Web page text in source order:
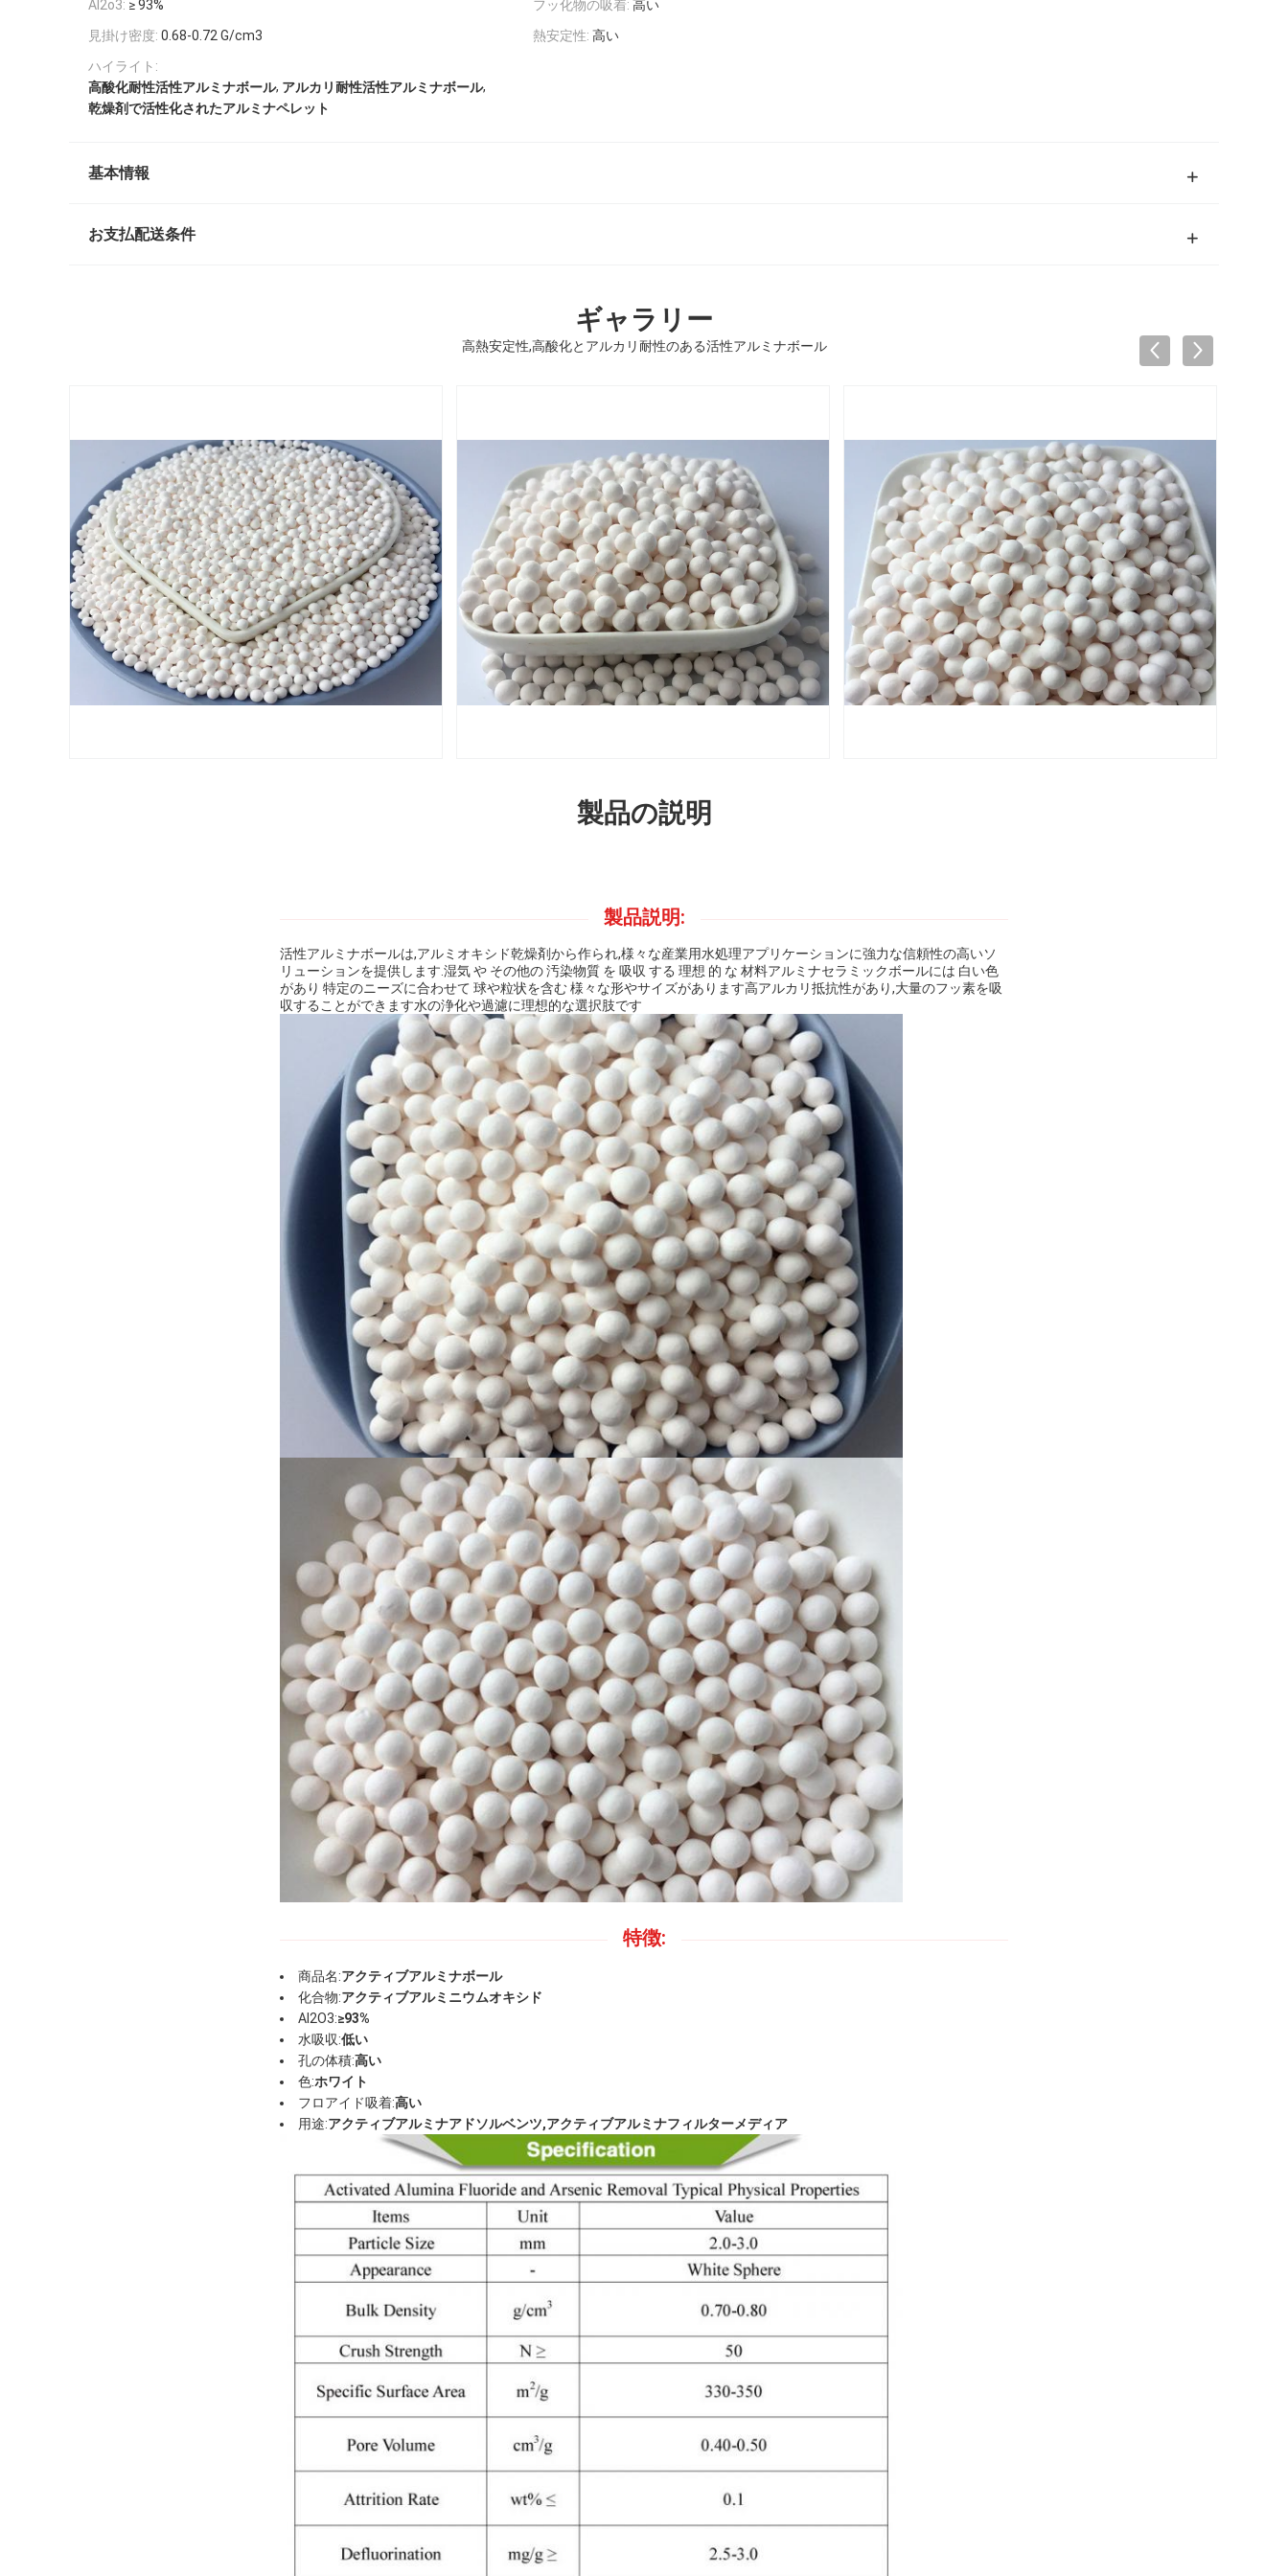
Al2o3: ≥ 93% フッ化物の吸着: 高い
見掛け密度: 0.68-0.72 G/cm3 熱安定性: 高い
ハイライト:
高酸化耐性活性アルミナボール, アルカリ耐性活性アルミナボール,
乾燥剤で活性化されたアルミナペレット
基本情報
お支払配送条件
ギャラリー
高熱安定性,高酸化とアルカリ耐性のある活性アルミナボール
製品の説明
製品説明:
活性アルミナボールは,アルミオキシド乾燥剤から作られ,様々な産業用水処理アプリケーションに強力な信頼性の高いソ
リューションを提供します.湿気 や その他の 汚染物質 を 吸収 する 理想 的 な 材料アルミナセラミックボールには 白い色
があり 特定のニーズに合わせて 球や粒状を含む 様々な形やサイズがあります高アルカリ抵抗性があり,大量のフッ素を吸
収することができます水の浄化や過濾に理想的な選択肢です
特徴:
商品名:アクティブアルミナボール
化合物:アクティブアルミニウムオキシド
Al2O3:≥93%
水吸収:低い
孔の体積:高い
色:ホワイト
フロアイド吸着:高い
用途:アクティブアルミナアドソルベンツ,アクティブアルミナフィルターメディア